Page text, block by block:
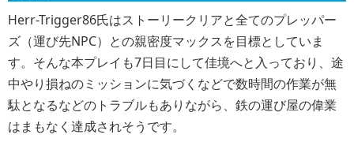
Herr-Trigger86氏はストーリークリアと全てのプレッパー
ズ（運び先NPC）との親密度マックスを目標としていま
す。そんな本プレイも7日目にして佳境へと入っており、途
中やり損ねのミッションに気づくなどで数時間の作業が無
駄となるなどのトラブルもありながら、鉄の運び屋の偉業
はまもなく達成されそうです。